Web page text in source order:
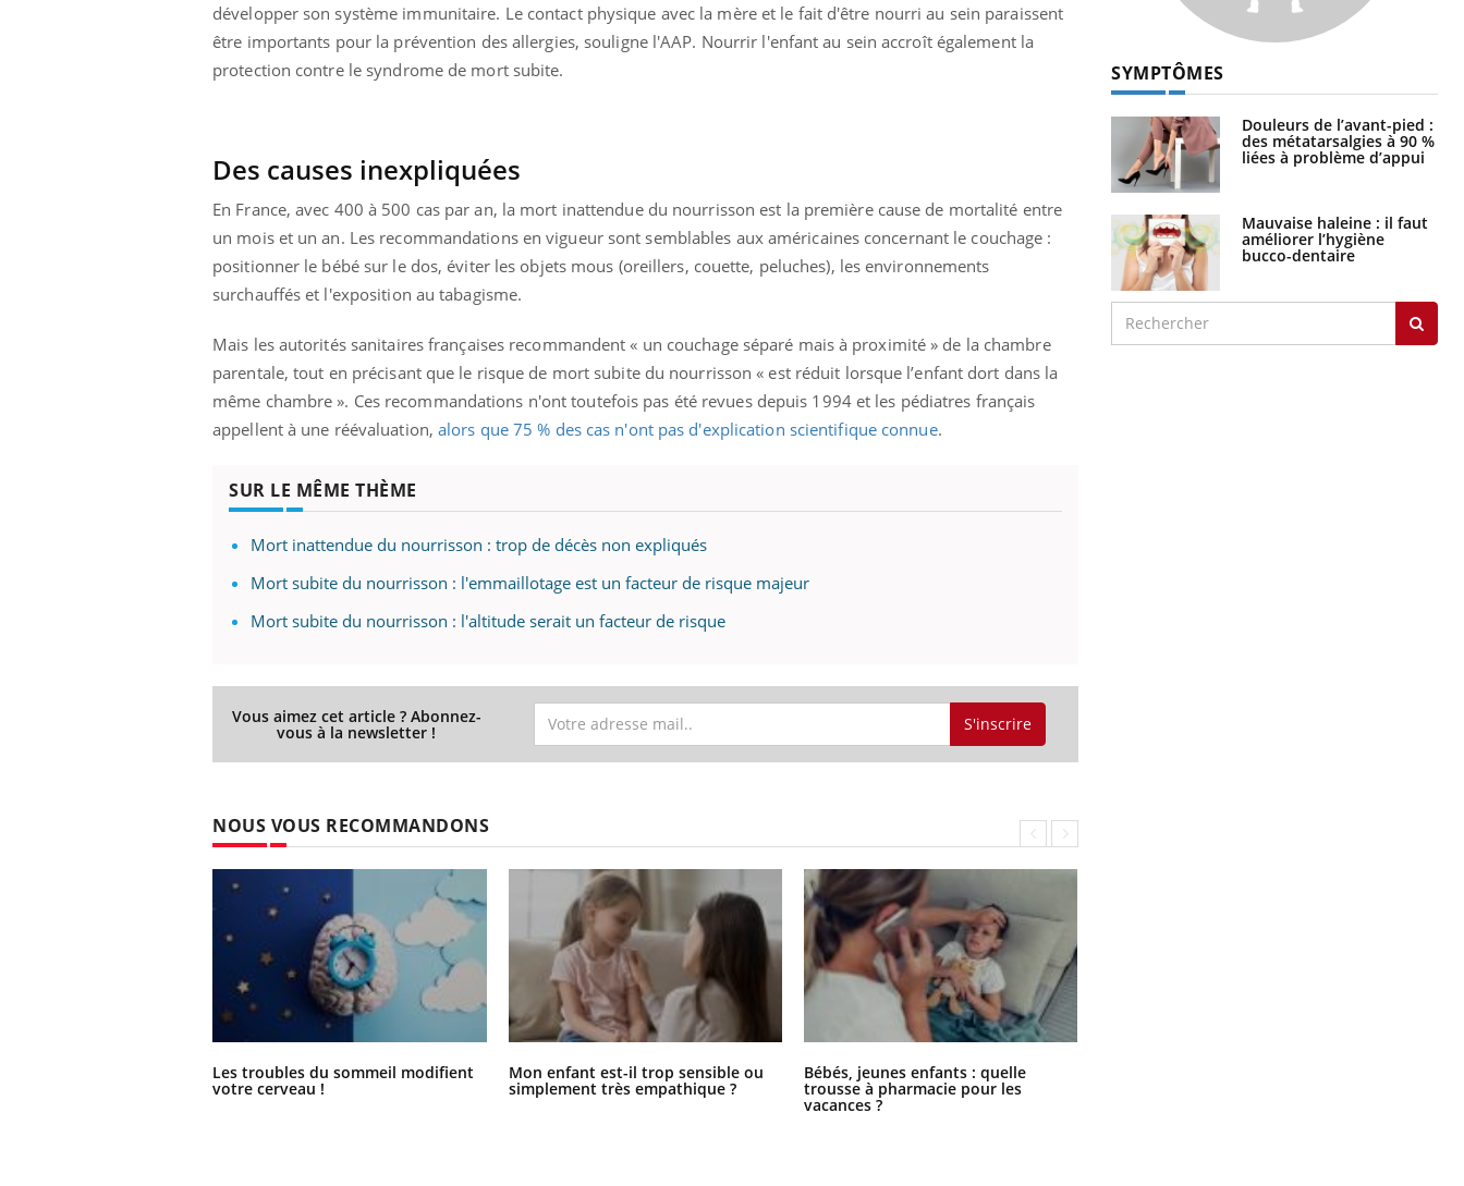
développer son système immunitaire. Le contact physique avec la mère et le fait d'être nourri au sein paraissent
être importants pour la prévention des allergies, souligne l'AAP. Nourrir l'enfant au sein accroît également la
protection contre le syndrome de mort subite.
Des causes inexpliquées
En France, avec 400 à 500 cas par an, la mort inattendue du nourrisson est la première cause de mortalité entre
un mois et un an. Les recommandations en vigueur sont semblables aux américaines concernant le couchage :
positionner le bébé sur le dos, éviter les objets mous (oreillers, couette, peluches), les environnements
surchauffés et l'exposition au tabagisme.
Mais les autorités sanitaires françaises recommandent « un couchage séparé mais à proximité » de la chambre
parentale, tout en précisant que le risque de mort subite du nourrisson « est réduit lorsque l’enfant dort dans la
même chambre ». Ces recommandations n'ont toutefois pas été revues depuis 1994 et les pédiatres français
appellent à une réévaluation,alors que 75 % des cas n'ont pas d'explication scientifique connue.
SUR LE MÊME THÈME
Mort inattendue du nourrisson : trop de décès non expliqués
Mort subite du nourrisson : l'emmaillotage est un facteur de risque majeur
Mort subite du nourrisson : l'altitude serait un facteur de risque
Vous aimez cet article ? Abonnez-
vous à la newsletter ! S'inscrire
NOUS VOUS RECOMMANDONS
Les troubles du sommeil modifient
votre cerveau !
Mon enfant est-il trop sensible ou
simplement très empathique ?
Bébés, jeunes enfants : quelle
trousse à pharmacie pour les
vacances ?
SYMPTÔMES
Douleurs de l’avant-pied :
des métatarsalgies à 90 %
liées à problème d’appui
Mauvaise haleine : il faut
améliorer l’hygiène
bucco-dentaire